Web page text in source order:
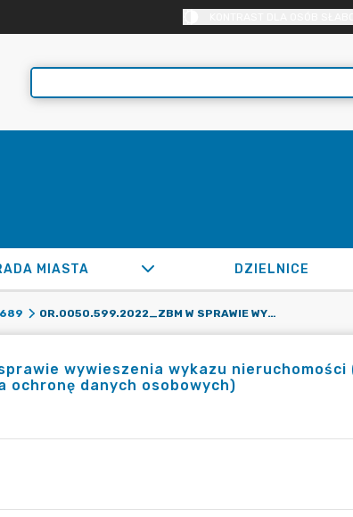
MIASTA DZIELNICE
689 OR.0050.599.2022_ZBM W SPRAWIE WYWIESZENIA WYKAZU NIERUCHOMOŚCI (ZARZĄDZENIE ZANONIMIZOWANO Z UWAGI NA OCHRONĘ DANYCH OSOBOWYCH)
wywieszenia wykazu nieruchomości
ochronę danych osobowych)